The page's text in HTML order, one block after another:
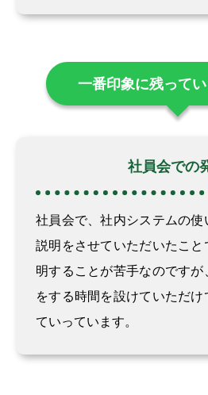
一番印象に残って
社員会での
社員会で、社内システムの
説明をさせていただいたこと
明することが苦手なのです
をする時間を設けていただ
ていっています。